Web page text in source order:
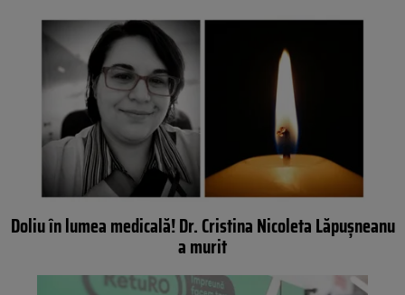
Doliu în lumea medicală! Dr. Cristina Nicoleta Lăpușneanu
a murit